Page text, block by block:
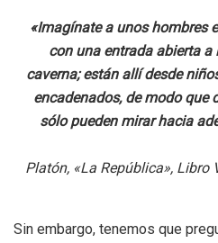
«Imagínate a unos hombres
con una entrada abierta
caverna; están allí desde
encadenados, de modo que
sólo pueden mirar hacia
Platón, «La República», Libro
Sin embargo, tenemos que